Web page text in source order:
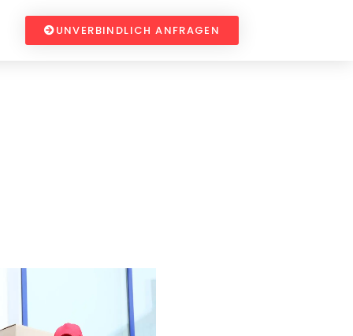
UNVERBINDLICH ANFRAGEN